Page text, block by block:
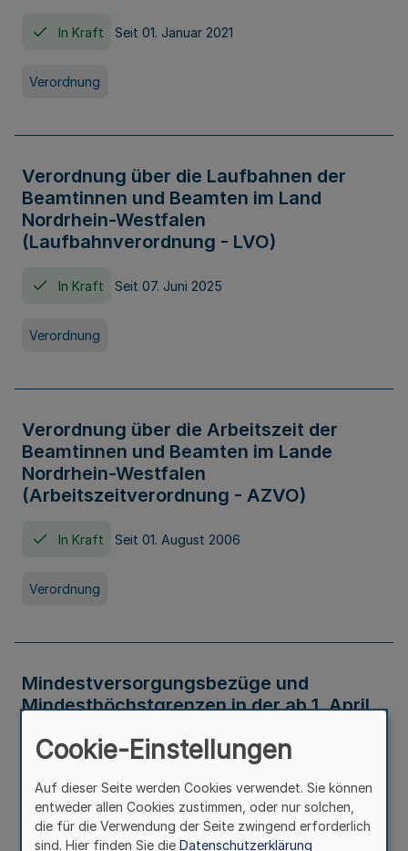
In Kraft Seit 01. Januar 2021
Verordnung
Verordnung über die Laufbahnen der
Beamtinnen und Beamten im Land
Nordrhein-Westfalen
(Laufbahnverordnung - LVO)
In Kraft Seit 07. Juni 2025
Verordnung
Verordnung über die Arbeitszeit der
Beamtinnen und Beamten im Lande
Nordrhein-Westfalen
(Arbeitszeitverordnung - AZVO)
In Kraft Seit 01. August 2006
Verordnung
Mindestversorgungsbezüge und
Mindesthöchstgrenzen in der ab 1. April
Verwaltungsvorschrift
Cookie-Einstellungen
Auf dieser Seite werden Cookies verwendet. Sie können
entweder allen Cookies zustimmen, oder nur solchen,
die für die Verwendung der Seite zwingend erforderlich
sind. Hier finden Sie die Datenschutzerklärung